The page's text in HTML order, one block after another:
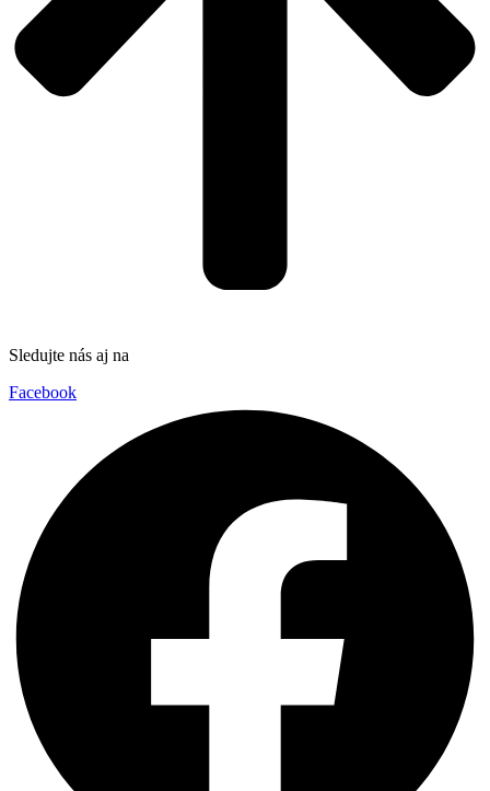
Sledujte nás aj na
Facebook